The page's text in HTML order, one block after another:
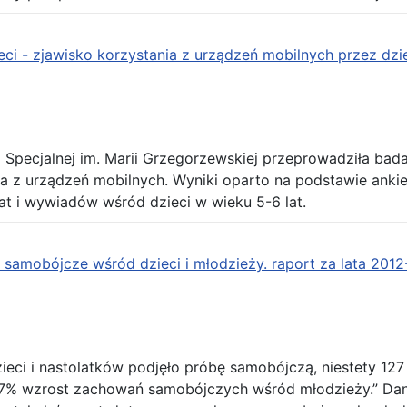
- zjawisko korzystania z urządzeń mobilnych przez
Specjalnej im. Marii Grzegorzewskiej przeprowadziła
z urządzeń mobilnych. Wyniki oparto na podstawie
i wywiadów wśród dzieci w wieku 5-6 lat.
samobójcze wśród dzieci i młodzieży. raport za lata
i nastolatków podjęło próbę samobójczą, niestety
wzrost zachowań samobójczych wśród młodzieży.”